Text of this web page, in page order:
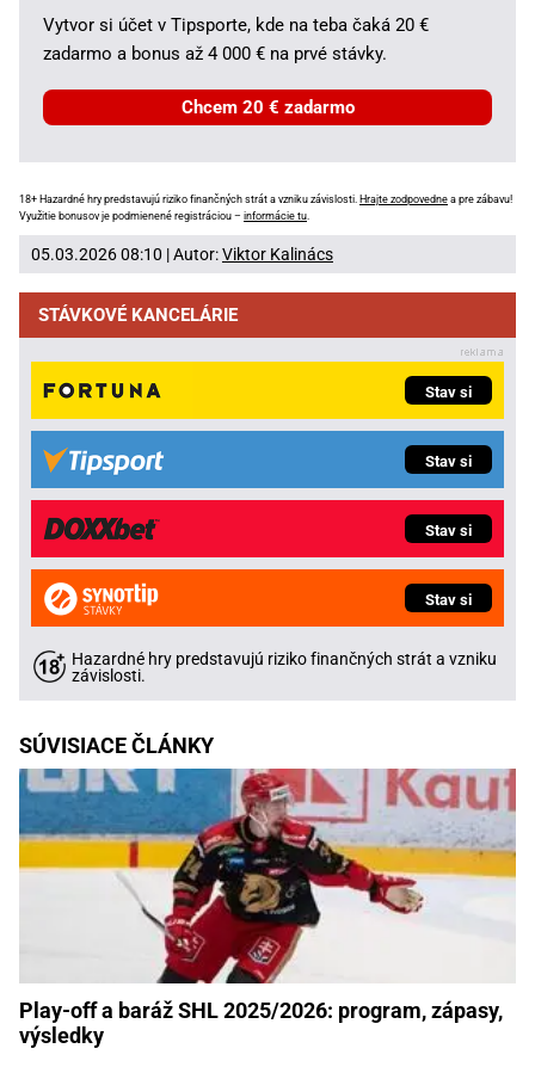
Vytvor si účet v Tipsporte, kde na teba čaká 20 €
zadarmo a bonus až 4 000 € na prvé stávky.
Chcem 20 € zadarmo
18+ Hazardné hry predstavujú riziko finančných strát a vzniku závislosti. Hrajte zodpovedne a pre zábavu!
Využitie bonusov je podmienené registráciou – informácie tu
05.03.2026 08:10 | Autor:Viktor Kalinács
STÁVKOVÉ KANCELÁRIE
Stav si
Stav si
Stav si
Stav si
Hazardné hry predstavujú riziko finančných strát a vzniku
závislosti.
SÚVISIACE ČLÁNKY
Play-off a baráž SHL 2025/2026: program, zápasy,
výsledky